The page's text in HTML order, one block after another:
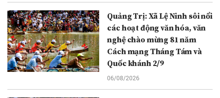
Quảng Trị: Xã Lệ Ninh sôi nổi
các hoạt động văn hóa, văn
nghệ chào mừng 81 năm
Cách mạng Tháng Tám và
Quốc khánh 2/9
06/08/2026